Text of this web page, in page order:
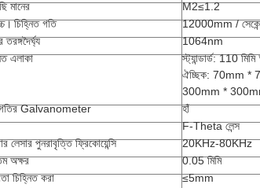
মানের
M2≤1.2
চিহ্নিত গতি
12000mm /
তরঙ্গদৈর্ঘ্য
1064nm
এলাকা
স্ট্যান্ডার্ড: 110
ঐচ্ছিক: 70mm *
300mm *
Galvanometer
হাঁ
F-Theta লেন্স
লেসার পুনরাবৃত্তি ফ্রিকোয়েন্সি
20KHz-80KHz
অক্ষর
0.05 মিমি
চিহ্নিত করা
≤5mm